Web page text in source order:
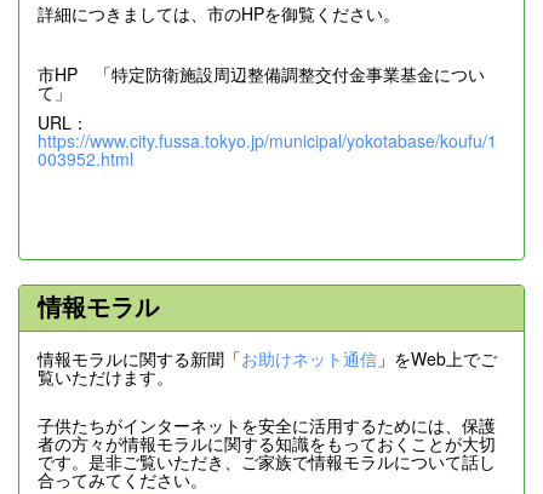
詳細につきましては、市のHPを御覧ください。
市HP 「特定防衛施設周辺整備調整交付金事業基金につい
て」
URL：
https://www.city.fussa.tokyo.jp/municipal/yokotabase/koufu/1
003952.html
情報モラル
情報モラルに関する新聞「お助けネット通信 」をWeb上でご
覧いただけます。
子供たちがインターネットを安全に活用するためには、保護
者の方々が情報モラルに関する知識をもっておくことが大切
です。是非ご覧いただき、ご家族で情報モラルについて話し
合ってみてください。